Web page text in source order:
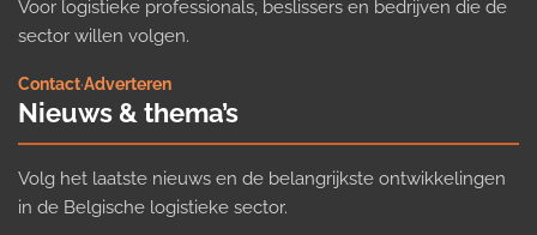
Voor logistieke professionals, beslissers en bedrijven die de
sector willen volgen.
Contact·Adverteren
Nieuws & thema’s
Volg het laatste nieuws en de belangrijkste ontwikkelingen
in de Belgische logistieke sector.